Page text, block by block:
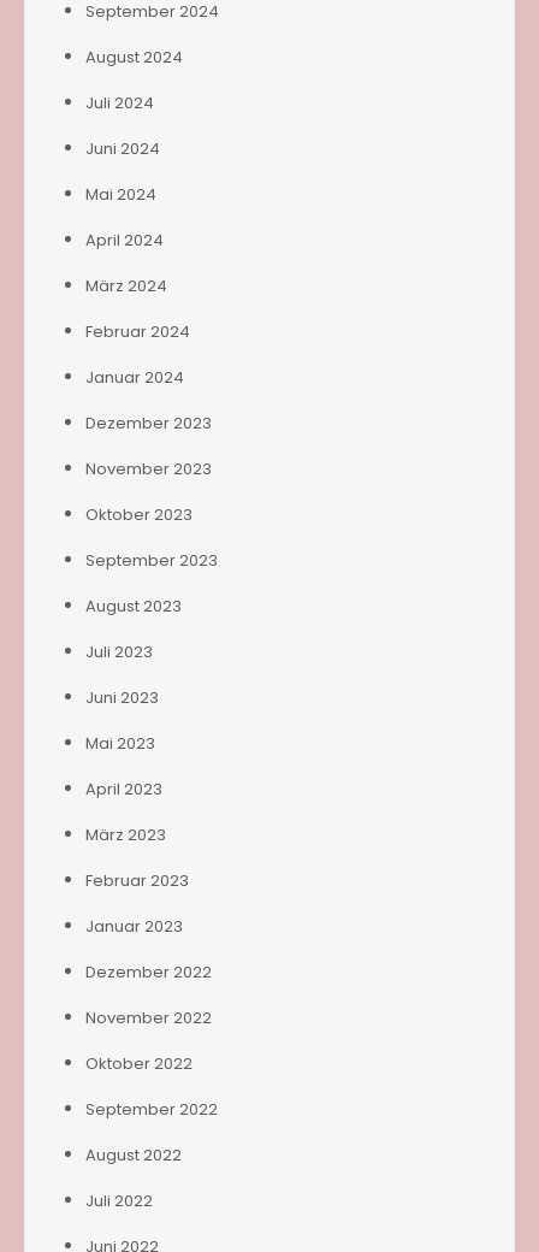
September 2024
August 2024
Juli 2024
Juni 2024
Mai 2024
April 2024
März 2024
Februar 2024
Januar 2024
Dezember 2023
November 2023
Oktober 2023
September 2023
August 2023
Juli 2023
Juni 2023
Mai 2023
April 2023
März 2023
Februar 2023
Januar 2023
Dezember 2022
November 2022
Oktober 2022
September 2022
August 2022
Juli 2022
Juni 2022